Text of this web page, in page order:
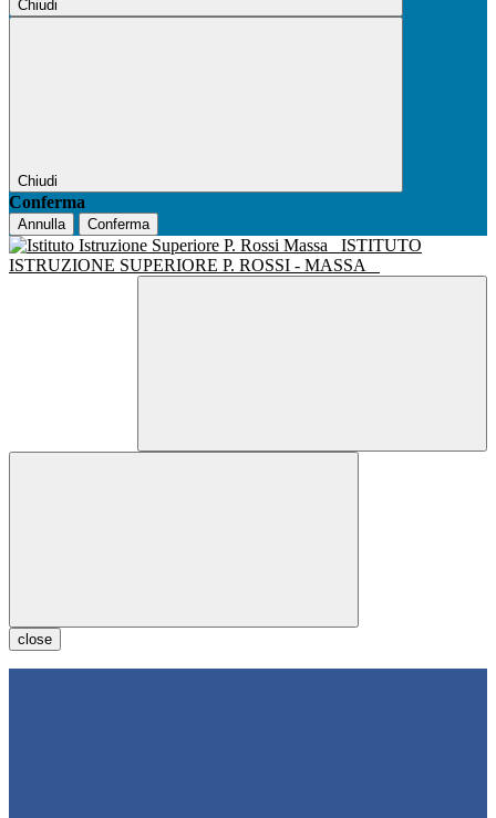
Chiudi
Chiudi
Conferma
Annulla Conferma
ISTITUTO
ISTRUZIONE SUPERIORE P. ROSSI - MASSA
close